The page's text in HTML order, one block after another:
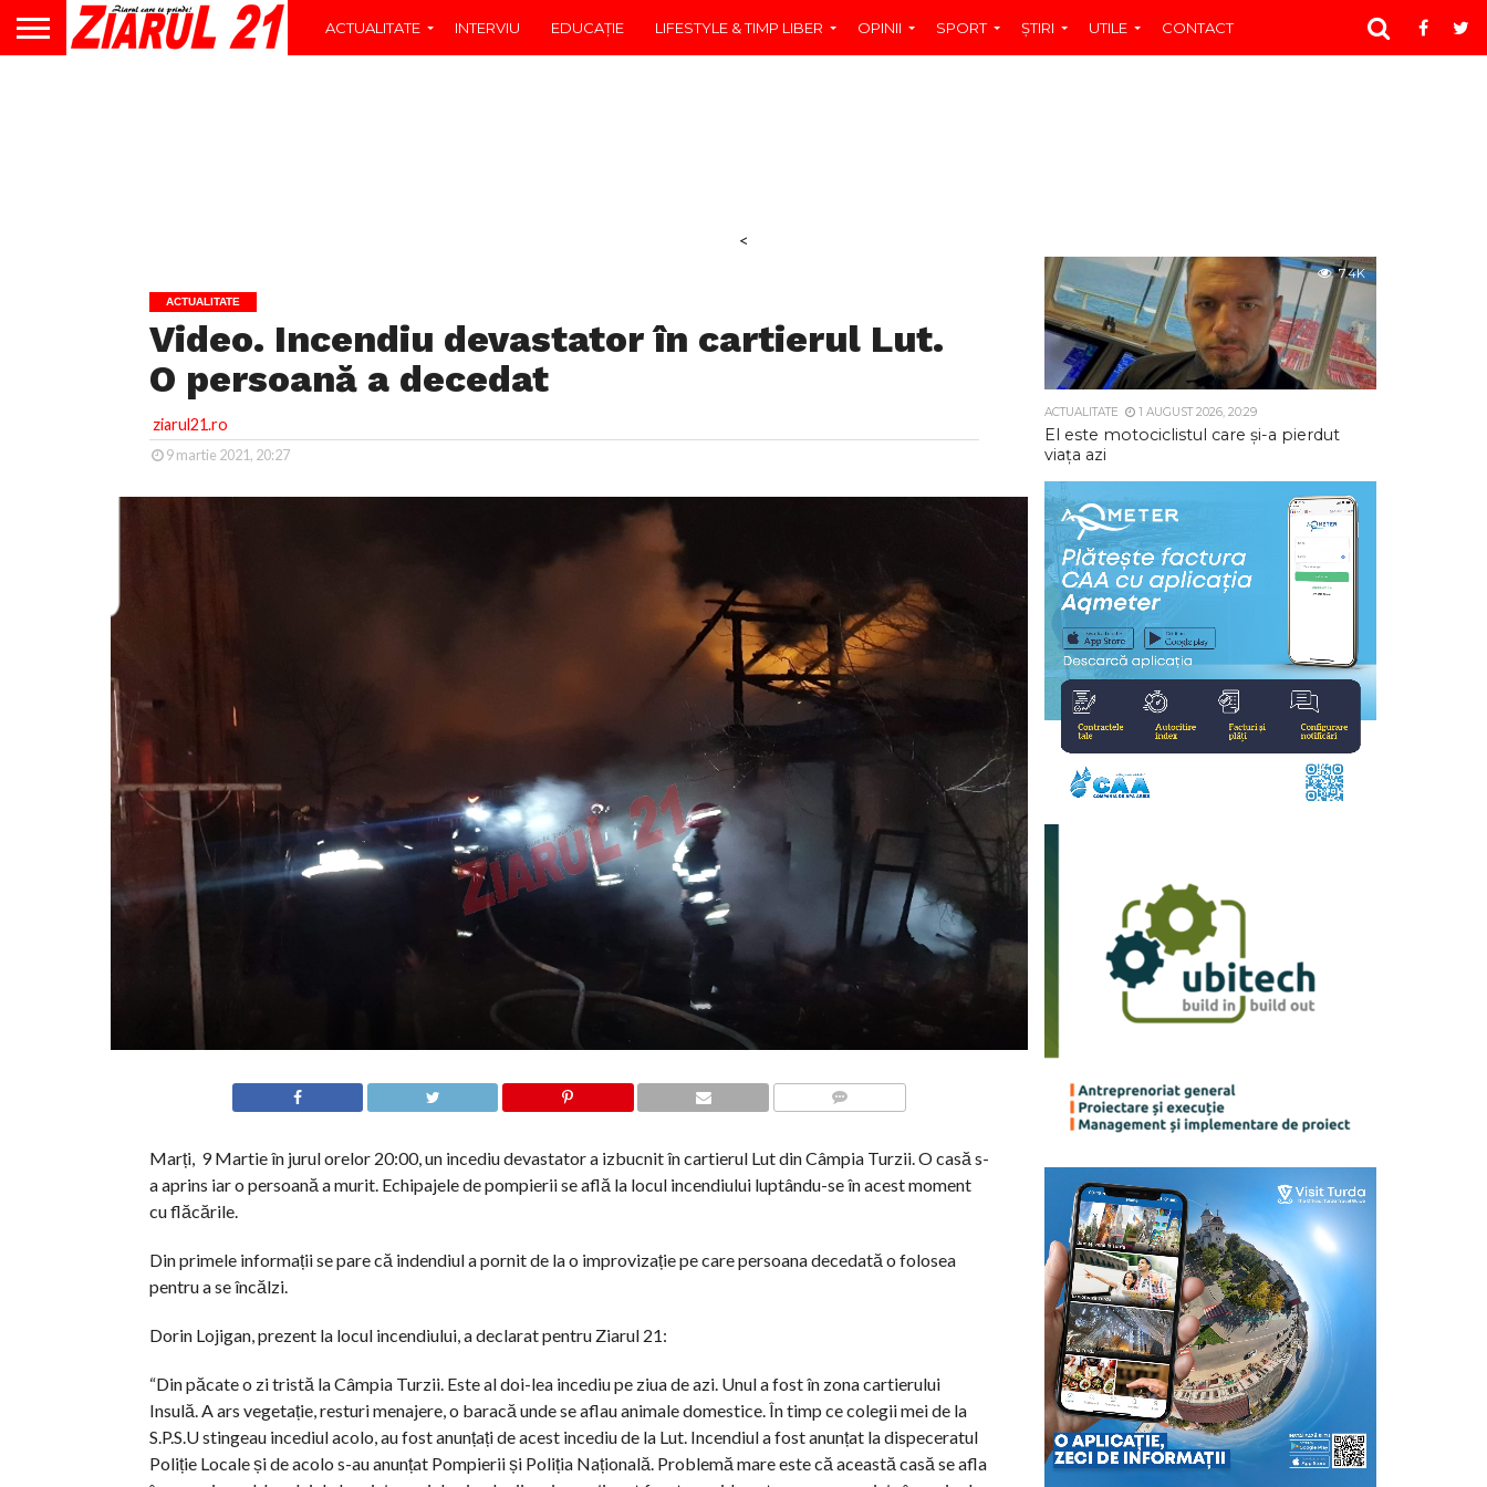
ACTUALITATE INTERVIU EDUCAŢIE LIFESTYLE & TIMP LIBER OPINII SPORT ŞTIRI UTILE CONTACT
<
ACTUALITATE
Video. Incendiu devastator în cartierul Lut.
O persoană a decedat
ziarul21.ro
9 martie 2021, 20:27
Marți, 9 Martie în jurul orelor 20:00, un incediu devastator a izbucnit în cartierul Lut din Câmpia Turzii. O casă s-
a aprins iar o persoană a murit. Echipajele de pompierii se află la locul incendiului luptându-se în acest moment
cu flăcările.
Din primele informații se pare că indendiul a pornit de la o improvizație pe care persoana decedată o folosea
pentru a se încălzi.
Dorin Lojigan, prezent la locul incendiului, a declarat pentru Ziarul 21:
“Din păcate o zi tristă la Câmpia Turzii. Este al doi-lea incediu pe ziua de azi. Unul a fost în zona cartierului
Insulă. A ars vegetație, resturi menajere, o baracă unde se aflau animale domestice. În timp ce colegii mei de la
S.P.S.U stingeau incediul acolo, au fost anunțați de acest incediu de la Lut. Incendiul a fost anunțat la dispeceratul
Poliție Locale și de acolo s-au anunțat Pompierii și Poliția Națională. Problemă mare este că această casă se afla
7.4K
ACTUALITATE 1 AUGUST 2026, 20:29
El este motociclistul care și-a pierdut
viața azi